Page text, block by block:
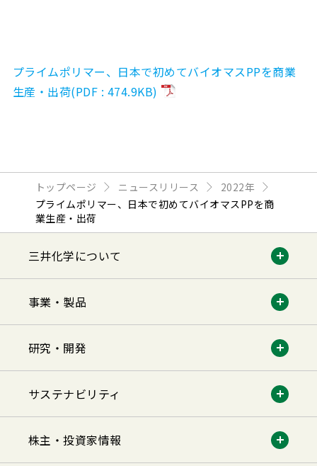
プライムポリマー、日本で初めてバイオマスPPを商業
生産・出荷(PDF : 474.9KB)
トップページ ニュースリリース
2022年
プライムポリマー、日本で初めてバイオマスPPを商
業生産・出荷
三井化学について
事業・製品
研究・開発
サステナビリティ
株主・投資家情報